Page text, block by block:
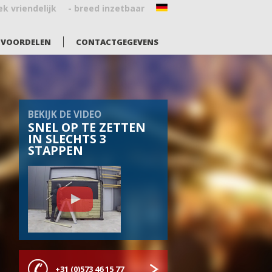
vriendelijk - breed inzetbaar
VOORDELEN CONTACTGEGEVENS
BEKIJK DE VIDEO
SNEL OP TE ZETTEN
IN SLECHTS 3
STAPPEN
+31 (0)573 46 15 77